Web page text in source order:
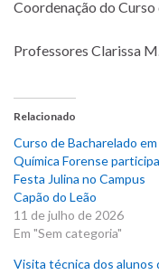
Coordenação do
Professores Clarissa
Relacionado
Curso de Bacharelado em
Química Forense
Festa Julina no Campus
Capão do Leão
11 de julho de 2026
Em "Sem categoria"
Visita técnica dos alunos